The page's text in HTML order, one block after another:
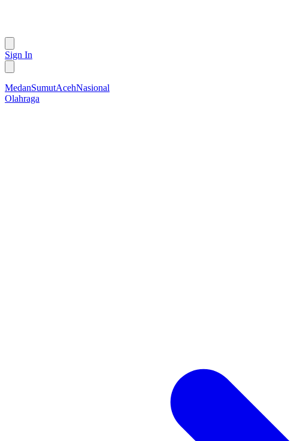
Sign In
MedanSumutAcehNasional
Olahraga